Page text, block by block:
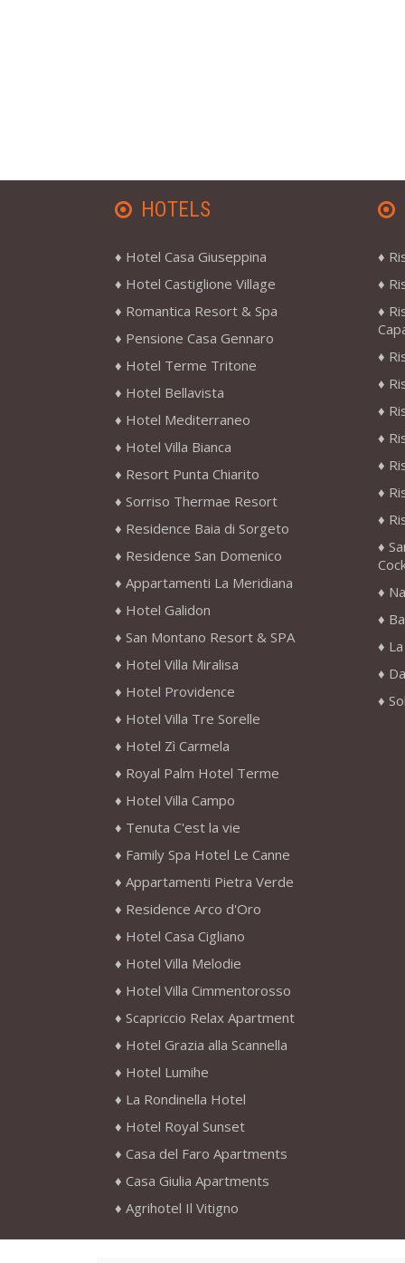
HOTELS
Hotel Casa Giuseppina
Hotel Castiglione Village
Romantica Resort & Spa
Pensione Casa Gennaro
Hotel Terme Tritone
Hotel Bellavista
Hotel Mediterraneo
Hotel Villa Bianca
Resort Punta Chiarito
Sorriso Thermae Resort
Residence Baia di Sorgeto
Residence San Domenico
Appartamenti La Meridiana
Hotel Galidon
San Montano Resort & SPA
Hotel Villa Miralisa
Hotel Providence
Hotel Villa Tre Sorelle
Hotel Zì Carmela
Royal Palm Hotel Terme
Hotel Villa Campo
Tenuta C'est la vie
Family Spa Hotel Le Canne
Appartamenti Pietra Verde
Residence Arco d'Oro
Hotel Casa Cigliano
Hotel Villa Melodie
Hotel Villa Cimmentorosso
Scapriccio Relax Apartment
Hotel Grazia alla Scannella
Hotel Lumihe
La Rondinella Hotel
Hotel Royal Sunset
Casa del Faro Apartments
Casa Giulia Apartments
Agrihotel Il Vitigno